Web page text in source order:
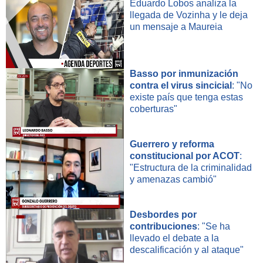
Desert Sessions
Electric Sun
Silversun Pickups
The Velvet Sundown
¿De qué candidato presidencial será coordinador
económico Jorge Quiroz?
Evelyn Matthei
Franco Parisi
Johannes Kaiser
José Antonio Kast
Eduardo Lobos analiza la
llegada de Vozinha y le deja
un mensaje a Maureia
Basso por inmunización
contra el virus sincicial : "No
existe país que tenga estas
coberturas"
Guerrero y reforma
constitucional por ACOT:
"Estructura de la criminalidad
y amenazas cambió"
Desbordes por
contribuciones: "Se ha
llevado el debate a la
descalificación y al ataque"